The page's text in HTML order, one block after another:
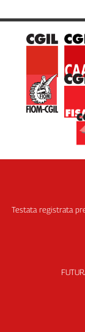
Testata registrata